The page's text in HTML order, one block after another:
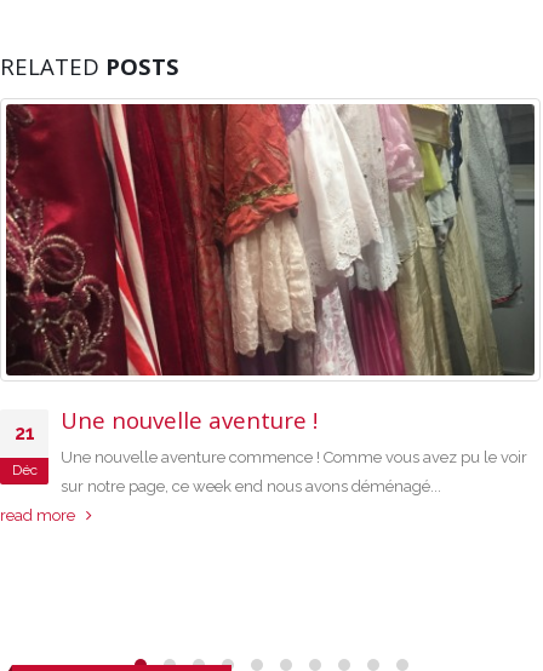
RELATED POSTS
21
Déc
Une nouvelle aventure !
Une nouvelle aventure commence ! Comme vous avez pu le voir
sur notre page, ce week end nous avons déménagé...
read more